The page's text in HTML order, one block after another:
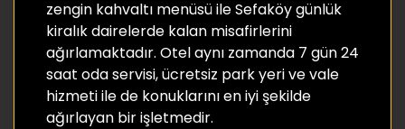
zengin kahvaltı menüsü ile Sefaköy günlük
kiralık dairelerde kalan misafirlerini
ağırlamaktadır. Otel aynı zamanda 7 gün 24
saat oda servisi, ücretsiz park yeri ve vale
hizmeti ile de konuklarını en iyi şekilde
ağırlayan bir işletmedir.